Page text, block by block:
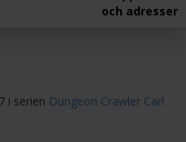
och adresser
i serien Dungeon Crawler Carl